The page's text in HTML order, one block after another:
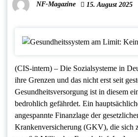
NF-Magazine 15. August 2025
(CIS-intern) – Die Sozialsysteme in
ihre Grenzen und das nicht erst seit
Gesundheitsversorgung ist in diesem
bedrohlich gefährdet. Ein
angespannte Finanzlage der
Krankenversicherung (GKV), die sich